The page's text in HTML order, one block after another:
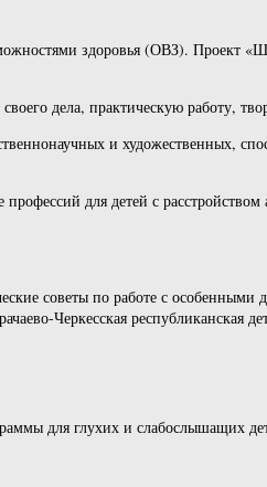
здоровья (ОВЗ). Проект
дела, практическую работу,
и художественных,
для детей с расстройством
советы по работе с особенными
Черкесская республиканская
для глухих и слабослышащих